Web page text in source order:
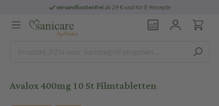
versandkostenfreiab 29 € und für E-Rezepte
Avalox 400mg 10 St Filmtabletten